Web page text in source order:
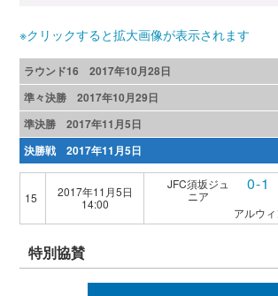
※クリックすると拡大画像が表示されます
ラウンド16 2017年10月28日
準々決勝 2017年10月29日
準決勝 2017年11月5日
決勝戦 2017年11月5日
15
2017年11月5日
14:00
JFC須坂ジュ
ニア
0-1
アルウ
特別協賛